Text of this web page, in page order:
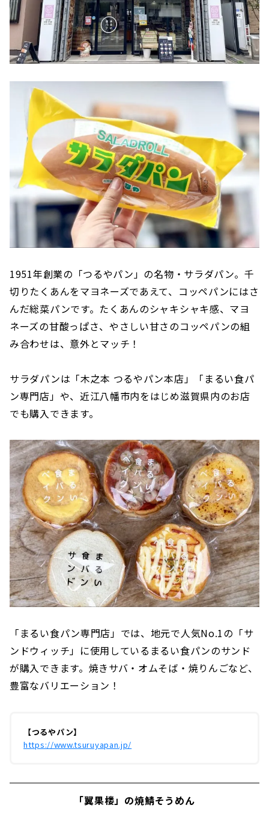
1951年創業の「つるやパン」の名物・サラダパン。千
切りたくあんをマヨネーズであえて、コッペパンにはさ
んだ総菜パンです。たくあんのシャキシャキ感、マヨ
ネーズの甘酸っぱさ、やさしい甘さのコッペパンの組
み合わせは、意外とマッチ！
サラダパンは「木之本 つるやパン本店」「まるい食パ
ン専門店」や、近江八幡市内をはじめ滋賀県内のお店
でも購入できます。
「まるい食パン専門店」では、地元で人気No.1の「サ
ンドウィッチ」に使用しているまるい食パンのサンド
が購入できます。焼きサバ・オムそば・焼りんごなど、
豊富なバリエーション！
【つるやパン】
https://www.tsuruyapan.jp/
「翼果楼」の焼鯖そうめん